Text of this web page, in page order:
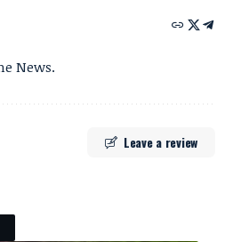
News.
Leave a review